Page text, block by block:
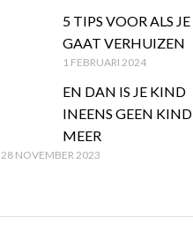
5 TIPS VOOR ALS JE
GAAT VERHUIZEN
1 FEBRUARI 2024
EN DAN IS JE KIND
INEENS GEEN KIND
MEER
28 NOVEMBER 2023